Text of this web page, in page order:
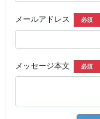
メールアドレス 必須
メッセージ本文 必須